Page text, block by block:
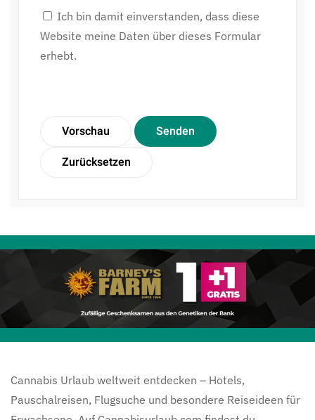
Ich bin damit einverstanden, dass diese
Website meine Daten über dieses Formular
erhebt.
Vorschau
Senden
Zurücksetzen
Cannabis Urlaub weltweit entdecken – Hotels,
Pauschalreisen, Flugsuche und besondere Reiseideen für